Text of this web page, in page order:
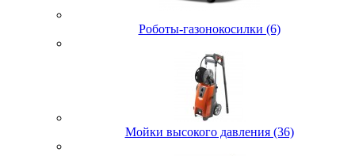
Роботы-газонокосилки (6)
Мойки высокого давления (36)